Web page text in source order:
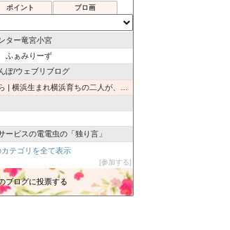
ポイント ブロ画
東日本大震災は人工地震の証拠・黒幕天皇
）のブログ
ター竜宮小宮
ふぁみりーず
ぽ/ウェブリブログ
浜生まれ横浜育ちの二人が、地元の見…
ービスの電電虫の「独り言」
ジングの家づくり奮闘ブログ
子のダイビング日記」
キャンプとかカメラとか-
カテゴリを全て表示
参加する
ブログに投票する